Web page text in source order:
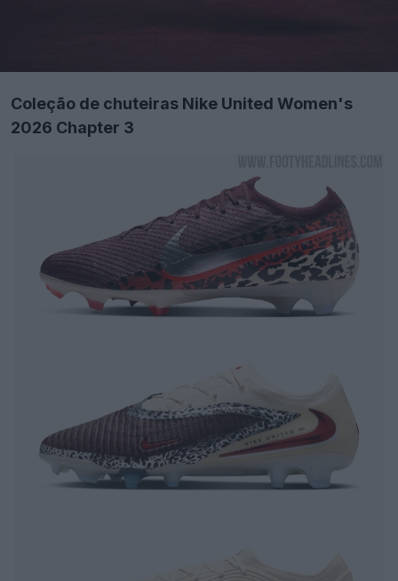
Coleção de chuteiras Nike United Women's
2026 Chapter 3